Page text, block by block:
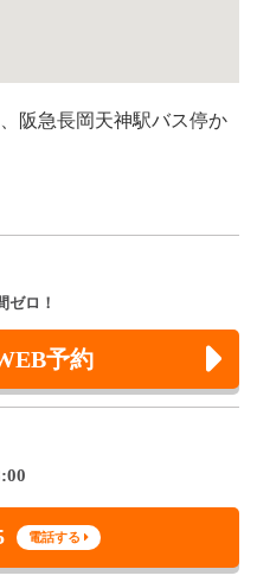
阪急長岡天神駅バス停か
ゼロ！
予約
電話する